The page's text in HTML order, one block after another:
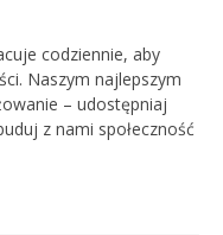
codziennie, aby
Naszym najlepszym
– udostępniaj
z nami społeczność